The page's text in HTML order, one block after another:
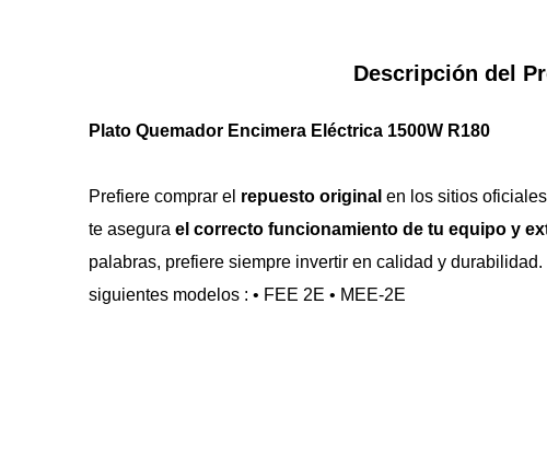
Descripción del
Plato Quemador Encimera Eléctrica 1500W R180
Prefiere comprar el repuesto original en los sitios
te asegura el correcto funcionamiento de tu equipo y
palabras, prefiere siempre invertir en calidad y
siguientes modelos : • FEE 2E • MEE-2E